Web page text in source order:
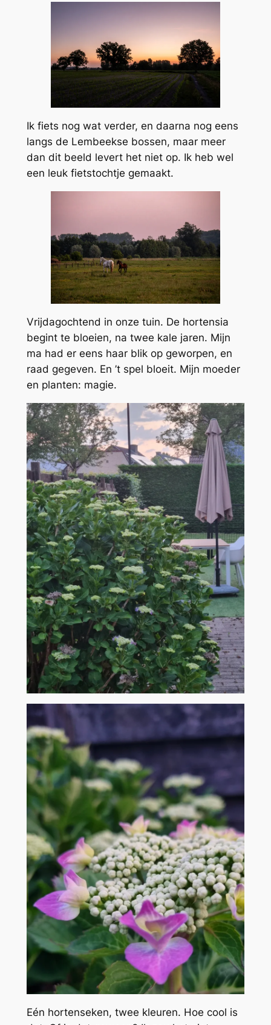
Ik fiets nog wat verder, en daarna nog eens
langs de Lembeekse bossen, maar meer
dan dit beeld levert het niet op. Ik heb wel
een leuk fietstochtje gemaakt.
Vrijdagochtend in onze tuin. De hortensia
begint te bloeien, na twee kale jaren. Mijn
ma had er eens haar blik op geworpen, en
raad gegeven. En ’t spel bloeit. Mijn moeder
en planten: magie.
Eén hortenseken, twee kleuren. Hoe cool is